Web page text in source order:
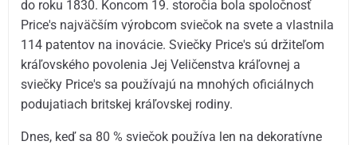
do roku 1830. Koncom 19. storočia bola spoločnosť
Price's najväčším výrobcom sviečok na svete a vlastnila
114 patentov na inovácie. Sviečky Price's sú držiteľom
kráľovského povolenia Jej Veličenstva kráľovnej a
sviečky Price's sa používajú na mnohých oficiálnych
podujatiach britskej kráľovskej rodiny.
Dnes, keď sa 80 % sviečok používa len na dekoratívne